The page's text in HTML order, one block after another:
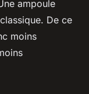
ampoule
De ce
moins